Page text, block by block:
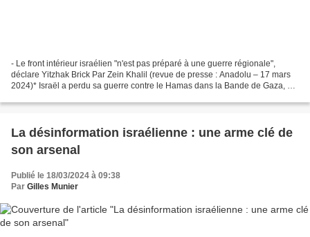
- Le front intérieur israélien "n'est pas préparé à une guerre régionale",
déclare Yitzhak Brick Par Zein Khalil (revue de presse : Anadolu – 17 mars
2024)* Israël a perdu sa guerre contre le Hamas dans la Bande de Gaza, a
La désinformation israélienne : une arme clé de
son arsenal
Publié le 18/03/2024 à 09:38
Par Gilles Munier